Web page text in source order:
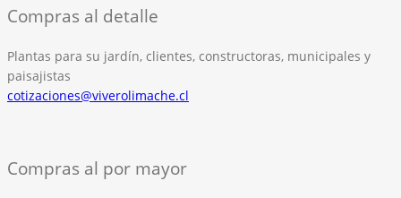
Compras al detalle
Plantas para su jardín, clientes, constructoras, municipales y
paisajistas
cotizaciones@viverolimache.cl
Compras al por mayor